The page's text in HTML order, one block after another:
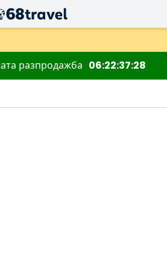
разпродажба 06 22 37 27